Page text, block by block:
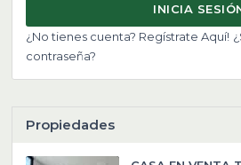
INICIA
¿No tienes cuenta? Regístrate Aquí!
contraseña?
Propiedades